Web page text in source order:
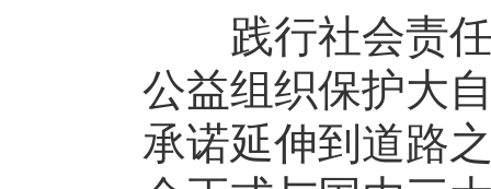
践行社会责任
公益组织保护大
承诺延伸到道路